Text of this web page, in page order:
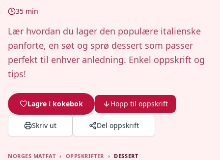
35 min
Lær hvordan du lager den populære italienske
panforte, en søt og sprø dessert som passer
perfekt til enhver anledning. Enkel oppskrift og
tips!
Lagre i kokebok Hopp til oppskrift
Skriv ut Del oppskrift
NORGES MATFAT › OPPSKRIFTER › DESSERT